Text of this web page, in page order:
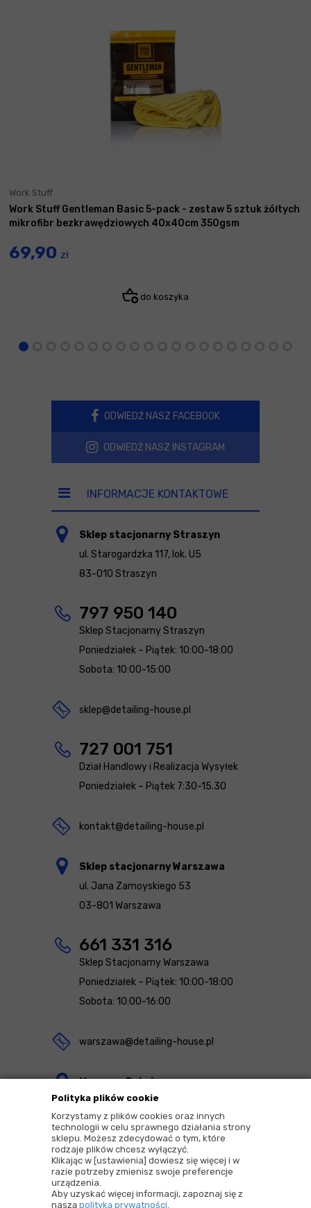
Polityka plików cookie
Korzystamy z plików cookies oraz innych
technologii w celu sprawnego działania strony
sklepu. Możesz zdecydować o tym, które
rodzaje plików chcesz wyłączyć.
Klikając w [ustawienia] dowiesz się więcej i w
razie potrzeby zmienisz swoje preferencje
urządzenia.
Aby uzyskać więcej informacji, zapoznaj się z
naszą polityką prywatności.
Work Stuff
Work Stuff Gentleman Basic 5-pack - zestaw 5 sztuk żółtych
mikrofibr bezkrawędziowych 40x40cm 350gsm
69,90 zł
do koszyka
ODWIEDŹ NASZ FACEBOOK
ODWIEDŹ NASZ INSTAGRAM
INFORMACJE KONTAKTOWE
Sklep stacjonarny Straszyn
ul. Starogardzka 117, lok. U5
83-010 Straszyn
797 950 140
Sklep Stacjonarny Straszyn
Poniedziałek – Piątek: 10:00-18:00
Sobota: 10:00-15:00
sklep@detailing-house.pl
727 001 751
Dział Handlowy i Realizacja Wysyłek
Poniedziałek – Piątek 7:30-15.30
kontakt@detailing-house.pl
Sklep stacjonarny Warszawa
ul. Jana Zamoyskiego 53
03-801 Warszawa
661 331 316
Sklep Stacjonarny Warszawa
Poniedziałek – Piątek: 10:00-18:00
Sobota: 10:00-16:00
warszawa@detailing-house.pl
Magazyn Rekcin
Nomos Sp. z o.o. sp.k.
ul. Agrestowa 1
83-010 Rekcin